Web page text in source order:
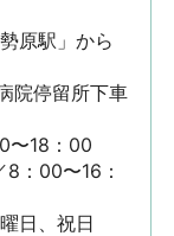
原駅」から
院停留所下車
〜18：00
8：00〜16：
日、祝日